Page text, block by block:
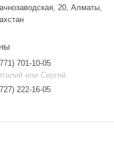
20, Алматы,
701-10-05
или Сергей
222-16-05